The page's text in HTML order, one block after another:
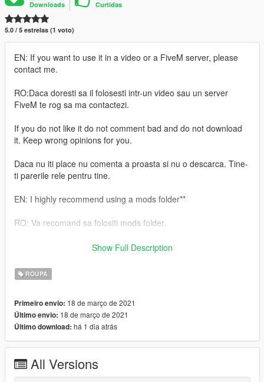
Downloads Curtidas
5.0 / 5 estrelas (1 voto)
EN: If you want to use it in a video or a FiveM server, please
contact me.
RO:Daca doresti sa il folosesti intr-un video sau un server
FiveM te rog sa ma contactezi.
If you do not like it do not comment bad and do not download
it. Keep wrong opinions for you.
Daca nu iti place nu comenta a proasta si nu o descarca. Tine-
ti parerile rele pentru tine.
EN: I highly recommend using a mods folder**
RO: Va recomand sa folositi mods folder.
RO: Veti gasi instructiunile de instalare inauntrul.
EN: You will find the installation instructions inside.
If you like what I do, don't forget to leave an appreciation
Show Full Description
ROUPA
Primeiro envio: 18 de março de 2021
Último envio: 18 de março de 2021
Último download: há 1 dia atrás
All Versions